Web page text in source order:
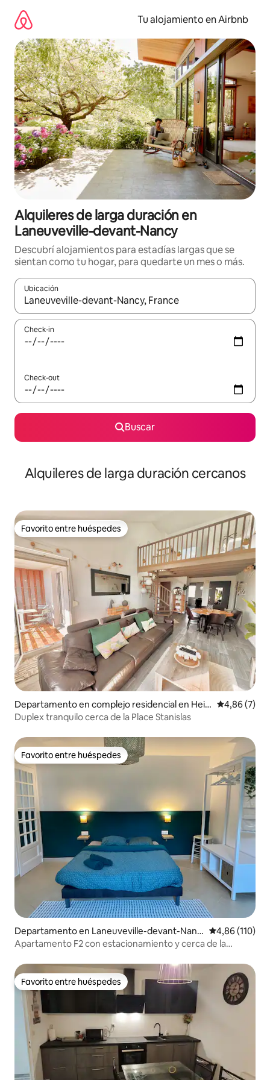
contenido
Tu alojamiento en Airbnb
Alquileres de larga duración en
Laneuveville-devant-Nancy
Descubrí alojamientos para estadías largas que se
sientan como tu hogar, para quedarte un mes o más.
Ubicación
Cuando los resultados estén disponibles, navegá con las
Check-in
Check-out
Buscar
Alquileres de larga duración cercanos
Favorito entre huéspedes
Favorito entre huéspedes
Departamento en complejo residencial en Heill
ecourt
Calificación
4,86 (7)
Duplex tranquilo cerca de la Place Stanislas
Favorito entre huéspedes
Favorito entre huéspedes
Departamento en Laneuveville-devant-Nanc
y
Calificación
4,86 (110)
Apartamento F2 con estacionamiento y cerca de la
Favorito entre huéspedes
Favorito entre huéspedes